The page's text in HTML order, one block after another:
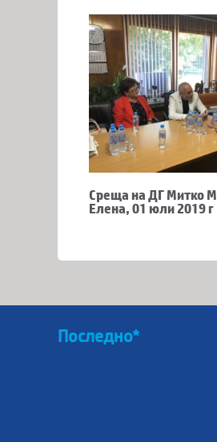
Среща на ДГ Митко
Елена, 01 юли 2019 г
Последно*